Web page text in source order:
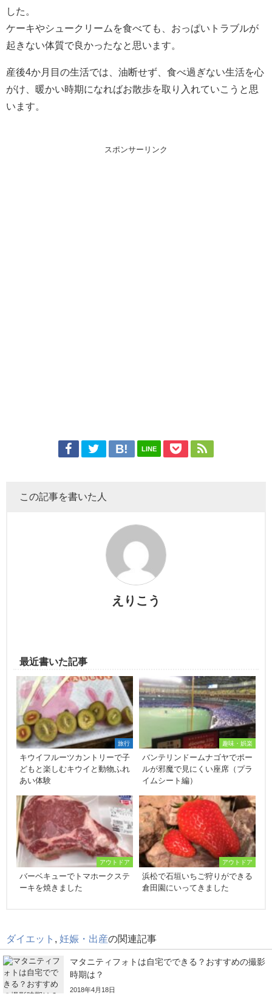
した。
ケーキやシュークリームを食べても、おっぱいトラブルが
起きない体質で良かったなと思います。
産後4か月目の生活では、油断せず、食べ過ぎない生活を心
がけ、暖かい時期になればお散歩を取り入れていこうと思
います。
スポンサーリンク
LINE
この記事を書いた人
えりこう
最近書いた記事
旅行
キウイフルーツカントリーで子
どもと楽しむキウイと動物ふれ
あい体験
趣味・娯楽
バンテリンドームナゴヤでポー
ルが邪魔で見にくい座席（プラ
イムシート編）
アウトドア
バーベキューでトマホークステ
ーキを焼きました
アウトドア
浜松で石垣いちご狩りができる
倉田園にいってきました
ダイエット , 妊娠・出産の関連記事
マタニティフォトは自宅でできる？おすすめの撮影
時期は？
2018年4月18日